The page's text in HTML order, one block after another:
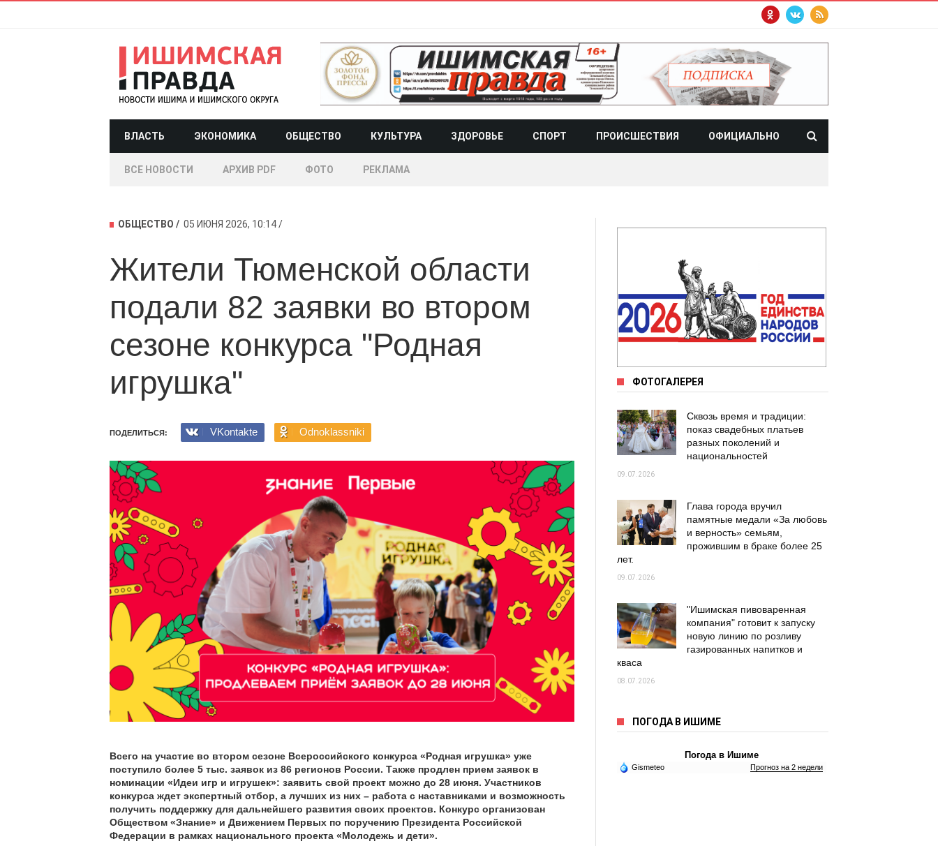
ВЛАСТЬ ЭКОНОМИКА ОБЩЕСТВО КУЛЬТУРА ЗДОРОВЬЕ СПОРТ ПРОИСШЕСТВИЯ ОФИЦИАЛЬНО
ВСЕ НОВОСТИ АРХИВ PDF ФОТО РЕКЛАМА
ОБЩЕСТВО 05 ИЮНЯ 2026, 10:14
Жители Тюменской области
подали 82 заявки во втором
сезоне конкурса "Родная
игрушка"
ПОДЕЛИТЬСЯ: VKontakte Odnoklassniki
Всего на участие во втором сезоне Всероссийского конкурса «Родная игрушка» уже
поступило более 5 тыс. заявок из 86 регионов России. Также продлен прием заявок в
номинации «Идеи игр и игрушек»: заявить свой проект можно до 28 июня. Участников
конкурса ждет экспертный отбор, а лучших из них – работа с наставниками и возможность
получить поддержку для дальнейшего развития своих проектов. Конкурс организован
Обществом «Знание» и Движением Первых по поручению Президента Российской
Федерации в рамках национального проекта «Молодежь и дети».
ФОТОГАЛЕРЕЯ
Сквозь время и традиции:
показ свадебных платьев
разных поколений и
национальностей
09.07.2026
Глава города вручил
памятные медали «За любовь
и верность» семьям,
прожившим в браке более 25
лет.
09.07.2026
"Ишимская пивоваренная
компания" готовит к запуску
новую линию по розливу
газированных напитков и
кваса
08.07.2026
ПОГОДА В ИШИМЕ
Погода в Ишиме
Gismeteo Прогноз на 2 недели